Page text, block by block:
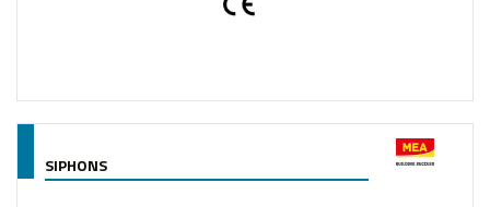
SIPHONS